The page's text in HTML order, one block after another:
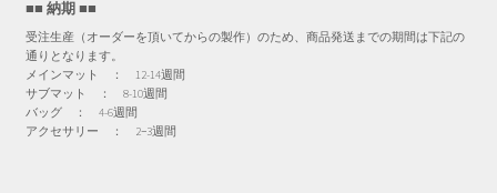
■■ 納期 ■■
受注生産（オーダーを頂いてからの製作）のため、商品発送までの期間は下記の
通りとなります。
メインマット ： 12-14週間
サブマット ： 8-10週間
バッグ ： 4-6週間
アクセサリー ： 2−3週間